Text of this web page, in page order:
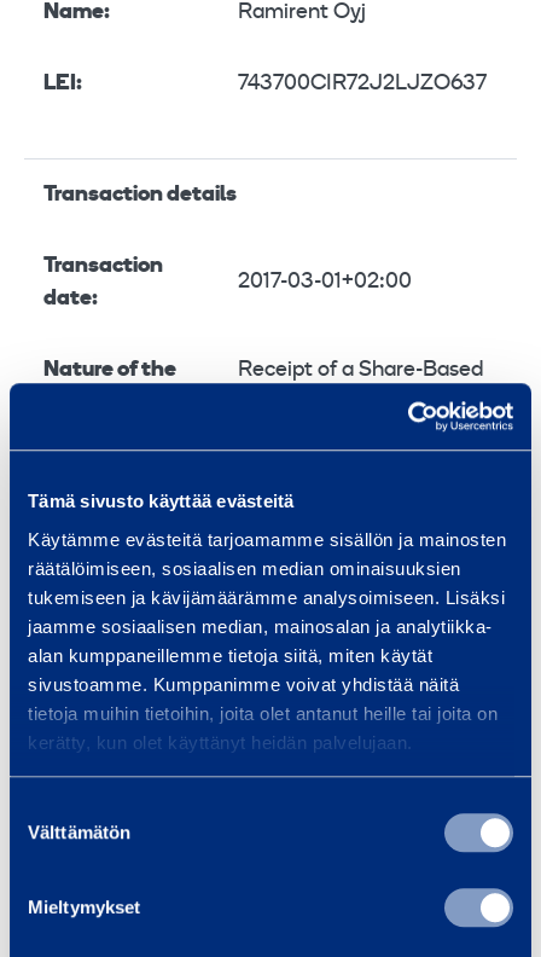
Tämä sivusto käyttää evästeitä
Käytämme evästeitä tarjoamamme sisällön ja mainosten
räätälöimiseen, sosiaalisen median ominaisuuksien
tukemiseen ja kävijämäärämme analysoimiseen. Lisäksi
jaamme sosiaalisen median, mainosalan ja analytiikka-
alan kumppaneillemme tietoja siitä, miten käytät
sivustoamme. Kumppanimme voivat yhdistää näitä
tietoja muihin tietoihin, joita olet antanut heille tai joita on
kerätty, kun olet käyttänyt heidän palvelujaan.
valinta
Välttämätön
Mieltymykset
Name: Ramirent Oyj
LEI: 743700CIR72J2LJZO637
Transaction details
Transaction
date:
2017-03-01+02:00
Nature of the
Receipt of a Share-Based
Incentive or Remuneration
Instrument: Share
Volume: 1068